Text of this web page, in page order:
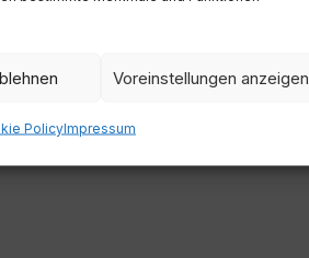
Voreinstellungen anzeigen
PolicyImpressum